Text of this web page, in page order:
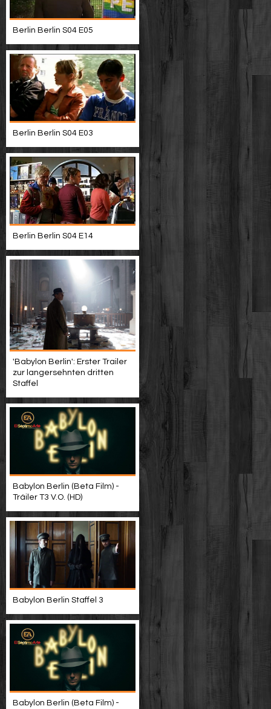
Berlin Berlin S04 E05
Berlin Berlin S04 E03
Berlin Berlin S04 E14
'Babylon Berlin': Erster Trailer
zur langersehnten dritten
Staffel
Babylon Berlin (Beta Film) -
Tráiler T3 V.O. (HD)
Babylon Berlin Staffel 3
Babylon Berlin (Beta Film) -